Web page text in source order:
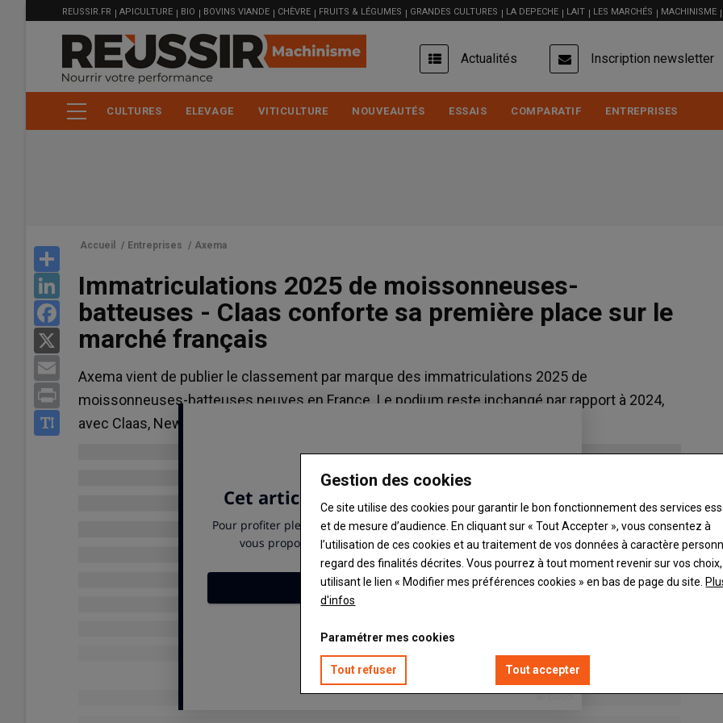
MENU
FILIÈRE
REUSSIR.FR APICULTURE BIO BOVINS VIANDE CHÈVRE FRUITS & LÉGUMES GRANDES CULTURES LA DEPECHE LAIT LES MARCHÉS MACHINISME
USER
ACCOUNT
MENU
Actualités Inscription newsletter
CULTURES ELEVAGE VITICULTURE NOUVEAUTÉS ESSAIS COMPARATIF ENTREPRISES
LinkedIn
Facebook
Print
Accueil / Entreprises / Axema
Immatriculations 2025 de moissonneuses-
batteuses - Claas conforte sa première place sur le
marché français
Axema vient de publier le classement par marque des immatriculations 2025 de
moissonneuses-batteuses neuves en France. Le podium reste inchangé par rapport à 2024,
avec Claas, New Holland et John Deere aux trois premières places.
Gestion des cookies
Ce site utilise des cookies pour garantir le bon fonctionnement des services
et de mesure d’audience. En cliquant sur « Tout Accepter », vous consentez à
l’utilisation de ces cookies et au traitement de vos données à caractère
regard des finalités décrites. Vous pourrez à tout moment revenir sur vos
utilisant le lien « Modifier mes préférences cookies » en bas de page du site.
d'infos
Paramétrer mes cookies
Tout refuser Tout accepter